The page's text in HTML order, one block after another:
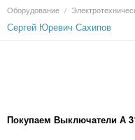
Оборудование /
Сергей Юревич Сахипов
Покупаем Выключатели А